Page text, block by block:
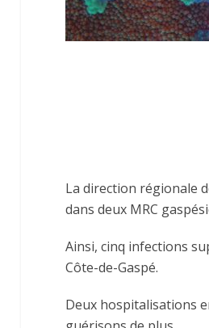
La direction régionale
dans deux MRC
Ainsi, cinq infections
Côte-de-Gaspé.
Deux hospitalisations